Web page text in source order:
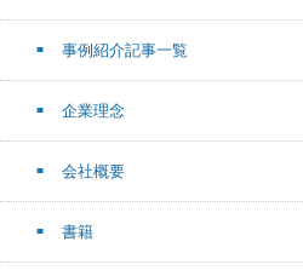
事例紹介記事一覧
企業理念
会社概要
書籍